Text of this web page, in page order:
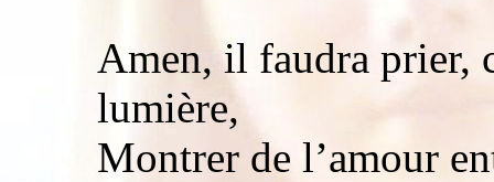
Amen, il faudra prier,
lumière,
Montrer de l’amour